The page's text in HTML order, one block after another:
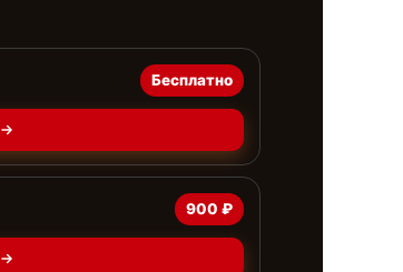
Бесплатно
900 ₽